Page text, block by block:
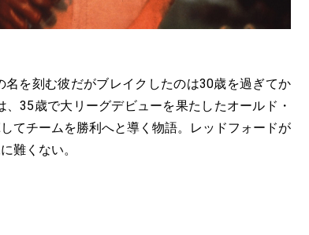
を刻む彼だがブレイクしたのは30歳を過ぎてか
35歳で大リーグデビューを果たしたオールド・
てチームを勝利へと導く物語。レッドフォードが
難くない。